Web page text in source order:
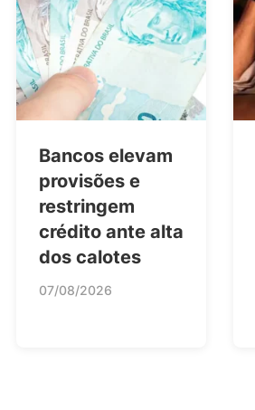
Bancos elevam
provisões e
restringem
crédito ante alta
dos calotes
07/08/2026